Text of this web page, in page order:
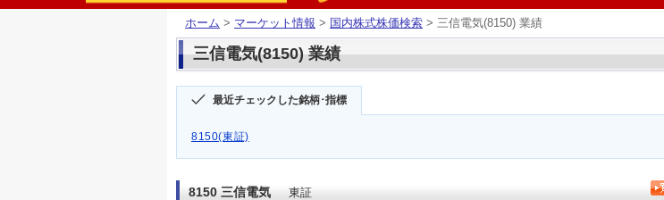
ホーム > マーケット情報 > 国内株式株価検索 > 三信電気(8150) 業績
三信電気(8150) 業績
最近チェックした銘柄･指標
8150(東証)
8150 三信電気 東証